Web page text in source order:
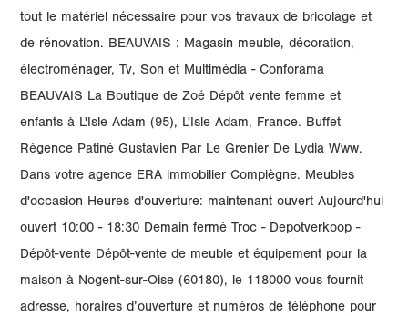
tout le matériel nécessaire pour vos travaux de bricolage et
de rénovation. BEAUVAIS : Magasin meuble, décoration,
électroménager, Tv, Son et Multimédia - Conforama
BEAUVAIS La Boutique de Zoé Dépôt vente femme et
enfants à L'Isle Adam (95), L'Isle Adam, France. Buffet
Régence Patiné Gustavien Par Le Grenier De Lydia Www.
Dans votre agence ERA immobilier Compiègne. Meubles
d'occasion Heures d'ouverture: maintenant ouvert Aujourd'hui
ouvert 10:00 - 18:30 Demain fermé Troc - Depotverkoop -
Dépôt-vente Dépôt-vente de meuble et équipement pour la
maison à Nogent-sur-Oise (60180), le 118000 vous fournit
adresse, horaires d’ouverture et numéros de téléphone pour